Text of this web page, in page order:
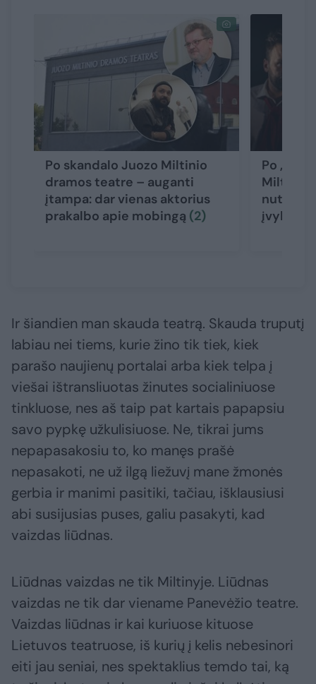
Po skandalo Juozo Miltinio
dramos teatre – auganti
įtampa: dar vienas aktorius
prakalbo apie mobingą (2)
Po
Miltinio
įvykių
Ir šiandien man skauda teatrą. Skauda truputį
labiau nei tiems, kurie žino tik tiek, kiek
parašo naujienų portalai arba kiek telpa į
viešai ištransliuotas žinutes socialiniuose
tinkluose, nes aš taip pat kartais papapsiu
savo pypkę užkulisiuose. Ne, tikrai jums
nepapasakosiu to, ko manęs prašė
nepasakoti, ne už ilgą liežuvį mane žmonės
gerbia ir manimi pasitiki, tačiau, išklausiusi
abi susijusias puses, galiu pasakyti, kad
vaizdas liūdnas.
Liūdnas vaizdas ne tik Miltinyje. Liūdnas
vaizdas ne tik dar viename Panevėžio teatre.
Vaizdas liūdnas ir kai kuriuose kituose
Lietuvos teatruose, iš kurių į kelis nebesinori
eiti jau seniai, nes spektaklius temdo tai, ką